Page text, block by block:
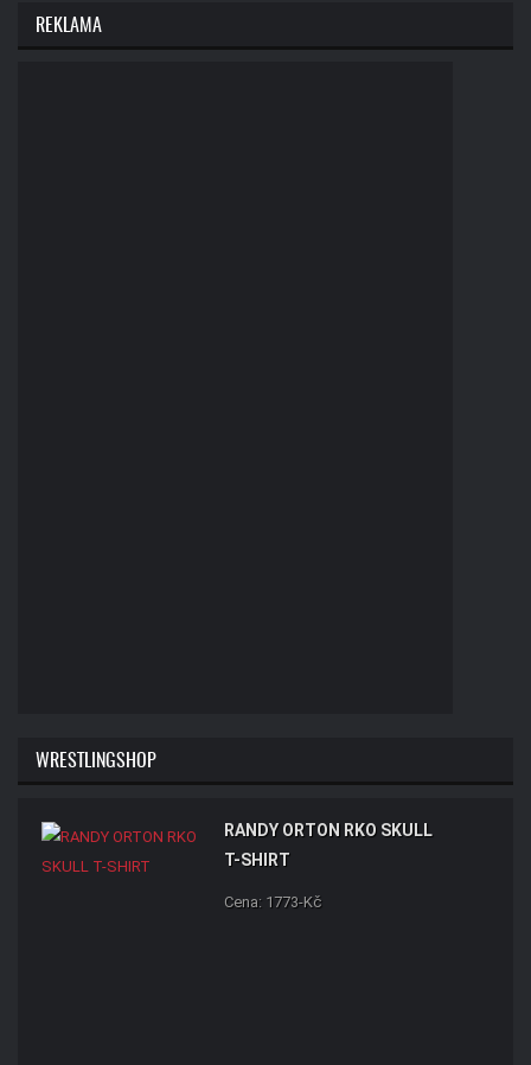
REKLAMA
WRESTLINGSHOP
RANDY ORTON RKO SKULL
T-SHIRT
Cena: 1773-Kč